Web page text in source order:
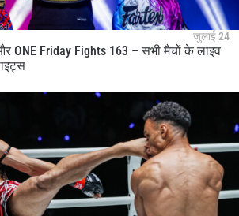
जुलाई 24
ONE Friday Fights 163 – सभी मैचों के लाइव